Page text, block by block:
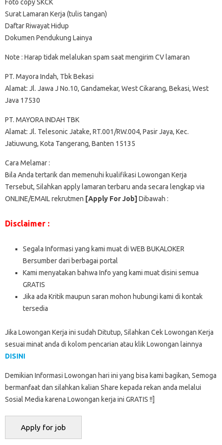
Foto copy SKCK
Surat Lamaran Kerja (tulis tangan)
Daftar Riwayat Hidup
Dokumen Pendukung Lainya
Note : Harap tidak melalukan spam saat mengirim CV lamaran
PT. Mayora Indah, Tbk Bekasi
Alamat: Jl. Jawa J No.10, Gandamekar, West Cikarang, Bekasi, West
Java 17530
PT. MAYORA INDAH TBK
Alamat: Jl. Telesonic Jatake, RT.001/RW.004, Pasir Jaya, Kec.
Jatiuwung, Kota Tangerang, Banten 15135
Cara Melamar :
Bila Anda tertarik dan memenuhi kualifikasi Lowongan Kerja
Tersebut, Silahkan apply lamaran terbaru anda secara lengkap via
ONLINE/EMAIL rekrutmen [Apply For Job] Dibawah :
Disclaimer :
Segala Informasi yang kami muat di WEB BUKALOKER
Bersumber dari berbagai portal
Kami menyatakan bahwa Info yang kami muat disini semua
GRATIS
Jika ada Kritik maupun saran mohon hubungi kami di kontak
tersedia
Jika Lowongan Kerja ini sudah Ditutup, Silahkan Cek Lowongan Kerja
sesuai minat anda di kolom pencarian atau klik Lowongan lainnya
DISINI
Demikian Informasi Lowongan hari ini yang bisa kami bagikan, Semoga
bermanfaat dan silahkan kalian Share kepada rekan anda melalui
Sosial Media karena Lowongan kerja ini GRATIS !!]